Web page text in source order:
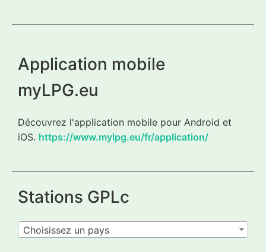
Application mobile
myLPG.eu
Découvrez l'application mobile pour Android et
iOS. https://www.mylpg.eu/fr/application/
Stations GPLc
Choisissez un pays